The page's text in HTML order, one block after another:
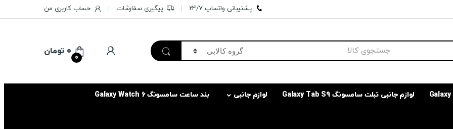
پشتیبانی واتساپ 24/7 پیگیری سفارشات حساب کاربری من
0
۰ تومان
لوازم جانبی تبلت سامسونگ Galaxy Tab S9 لوازم جانبی بند ساعت سامسونگ Galaxy Watch 6